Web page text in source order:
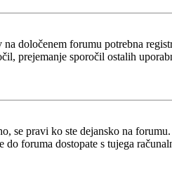
določenem forumu potrebna
prejemanje sporočil ostalih
se pravi ko ste dejansko na
foruma dostopate s tujega